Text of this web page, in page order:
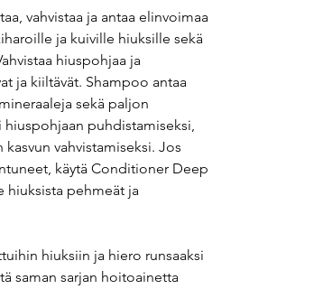
vahvistaa ja antaa elinvoimaa
ja kuiville hiuksille sekä
hiuspohjaa ja
ja kiiltävät. Shampoo antaa
sekä paljon
puhdistamiseksi,
vahvistamiseksi. Jos
käytä Conditioner Deep
hiuksista pehmeät ja
hiuksiin ja hiero runsaaksi
saman sarjan hoitoainetta